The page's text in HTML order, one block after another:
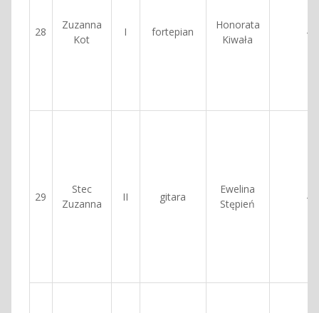
28
Zuzanna
Kot
I fortepian
Honorata
Kiwała
—
29
Stec
Zuzanna
II gitara
Ewelina
Stępień
—